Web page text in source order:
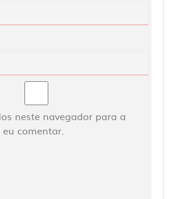
neste navegador para a
comentar.